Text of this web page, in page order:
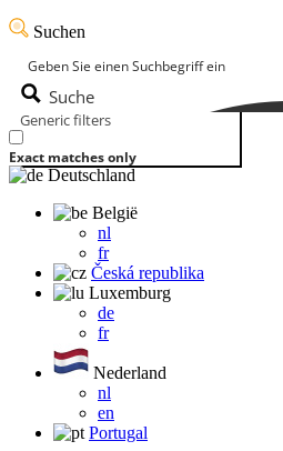
Suchen
Suche
Generic filters
Exact matches only
Deutschland
België
nl
fr
Česká republika
Luxemburg
de
fr
Nederland
nl
en
Portugal